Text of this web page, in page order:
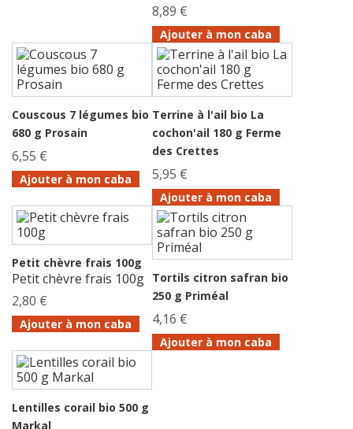
8,89 €
Ajouter à mon caba
Couscous 7 légumes bio
680 g Prosain
6,55 €
Ajouter à mon caba
Terrine à l'ail bio La
cochon'ail 180 g Ferme
des Crettes
5,95 €
Ajouter à mon caba
Petit chèvre frais 100g
Petit chèvre frais 100g
2,80 €
Ajouter à mon caba
Tortils citron safran bio
250 g Priméal
4,16 €
Ajouter à mon caba
Lentilles corail bio 500 g
Markal